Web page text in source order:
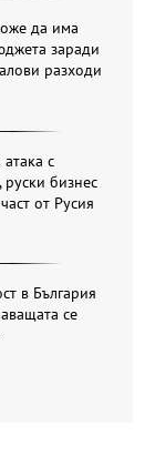
да има
заради
разходи
с
руски бизнес
от Русия
в България
се